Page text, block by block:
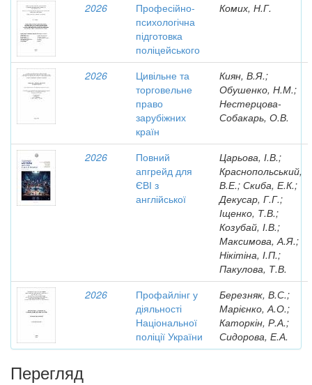
2026
Професійно-
психологічна
підготовка
поліцейського
Комих, Н.Г.
2026
Цивільне та
торговельне
право
зарубіжних
країн
Киян, В.Я.;
Обушенко, Н.М.;
Нестерцова-
Собакарь, О.В.
2026
Повний
апгрейд для
ЄВІ з
англійської
Царьова, І.В.;
Краснопольський,
В.Е.; Скиба, Е.К.;
Декусар, Г.Г.;
Іщенко, Т.В.;
Козубай, І.В.;
Максимова, А.Я.;
Нікітіна, І.П.;
Пакулова, Т.В.
2026
Профайлінг у
діяльності
Національної
поліції України
Березняк, В.С.;
Марієнко, А.О.;
Каторкін, Р.А.;
Сидорова, Е.А.
Перегляд